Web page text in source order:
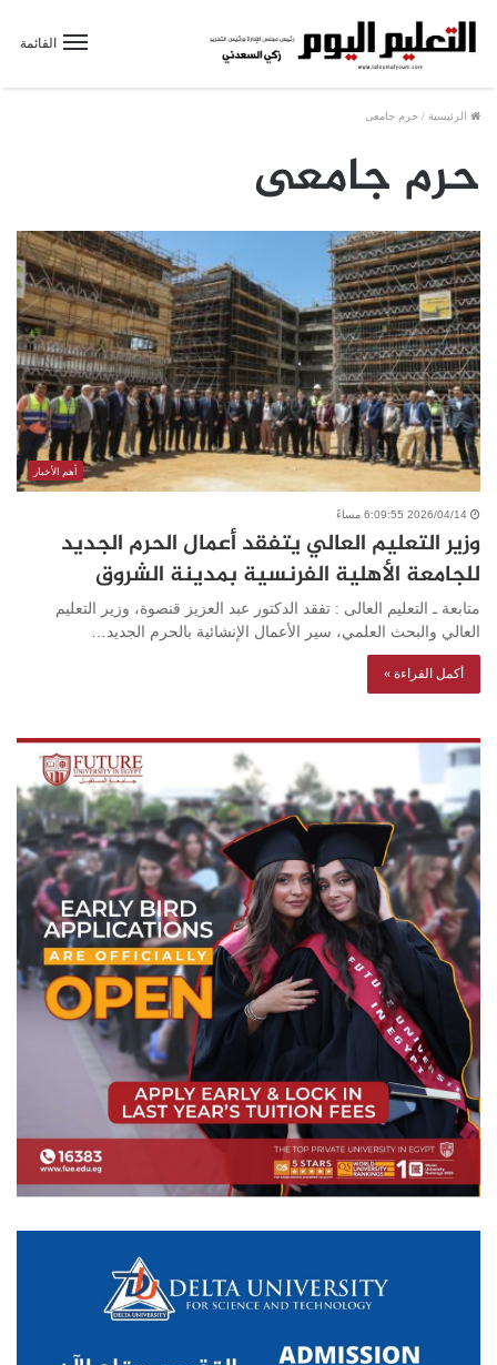
القائمة
الرئيسية / حرم جامعى
حرم جامعى
أهم الأخبار
2026/04/14 6:09:55 مساءً
وزير التعليم العالي يتفقد أعمال الحرم الجديد
للجامعة الأهلية الفرنسية بمدينة الشروق
متابعة ـ التعليم العالى : تفقد الدكتور عبد العزيز قنصوة، وزير التعليم
العالي والبحث العلمي، سير الأعمال الإنشائية بالحرم الجديد…
أكمل القراءة »